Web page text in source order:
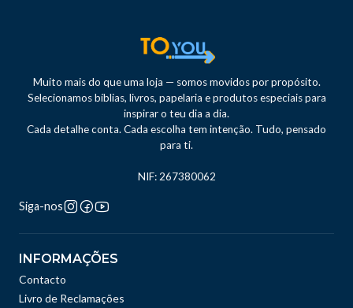
Muito mais do que uma loja — somos movidos por propósito.
Selecionamos bíblias, livros, papelaria e produtos especiais para
inspirar o teu dia a dia.
Cada detalhe conta. Cada escolha tem intenção. Tudo, pensado
para ti.
NIF: 267380062
Siga-nos
INFORMAÇÕES
Contacto
Livro de Reclamações